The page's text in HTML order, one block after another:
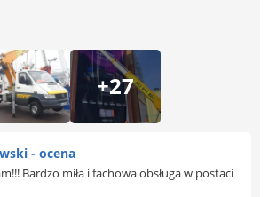
+27
- ocena
Bardzo miła i fachowa obsługa w postaci